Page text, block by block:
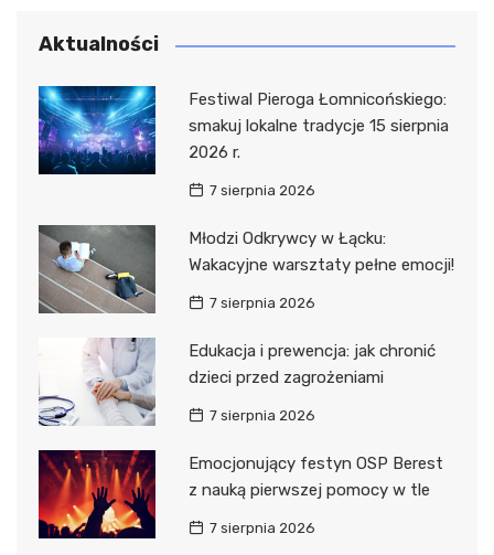
Aktualności
Festiwal Pieroga Łomnicońskiego:
smakuj lokalne tradycje 15 sierpnia
2026 r.
7 sierpnia 2026
Młodzi Odkrywcy w Łącku:
Wakacyjne warsztaty pełne emocji!
7 sierpnia 2026
Edukacja i prewencja: jak chronić
dzieci przed zagrożeniami
7 sierpnia 2026
Emocjonujący festyn OSP Berest
z nauką pierwszej pomocy w tle
7 sierpnia 2026